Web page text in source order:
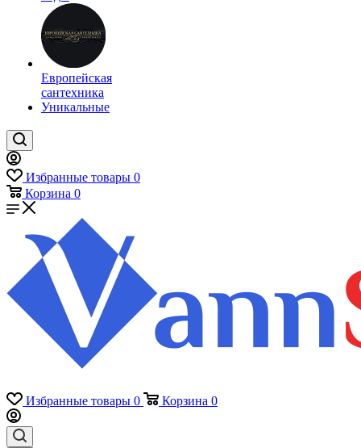
Европейская
сантехника
Уникальные
Избранные товары 0
Корзина 0
Избранные товары 0 Корзина 0